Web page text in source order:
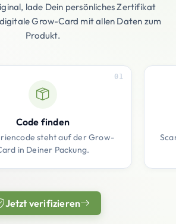
lade Dein persönliches Zertifikat
Grow-Card mit allen Daten zum
Produkt.
01
Code finden
steht auf der Grow-
in Deiner Packung.
Jetzt verifizieren
in neuem Tab)